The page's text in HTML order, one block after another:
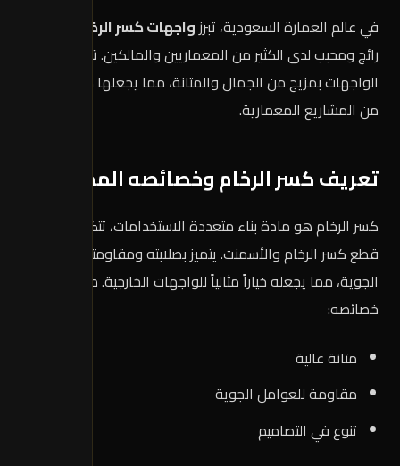
في عالم العمارة السعودية، تبرز واجهات كسر الرخام
رائج ومحبب لدى الكثير من المعماريين والمالكين. تتميز هذه
الواجهات بمزيج من الجمال والمتانة، مما يجعلها مثالية للعديد
من المشاريع المعمارية.
تعريف كسر الرخام وخصائصه المميزة
كسر الرخام هو مادة بناء متعددة الاستخدامات، تتكون من
قطع كسر الرخام والأسمنت. يتميز بصلابته ومقاومته للعوامل
الجوية، مما يجعله خياراً مثالياً للواجهات الخارجية. من أهم
خصائصه:
متانة عالية
مقاومة للعوامل الجوية
تنوع في التصاميم